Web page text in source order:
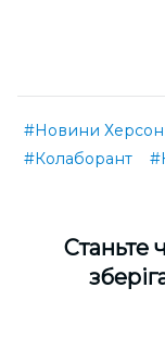
#Новини
#Колаборант
Cтаньте